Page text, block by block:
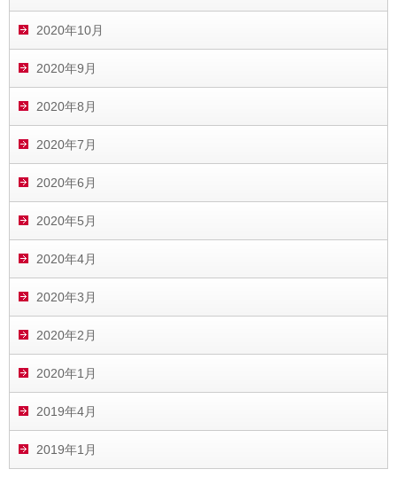
2020年10月
2020年9月
2020年8月
2020年7月
2020年6月
2020年5月
2020年4月
2020年3月
2020年2月
2020年1月
2019年4月
2019年1月